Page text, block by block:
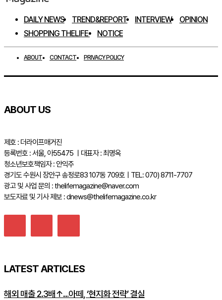
DAILY NEWS TREND&REPORT INTERVIEW
OPINION
SHOPPING THELIFE
NOTICE
ABOUT CONTACT PRIVACY POLICY
ABOUT US
제호 : 더라이프매거진
등록번호 : 서울, 아55475 ㅣ대표자 : 최명옥
청소년보호책임자 : 안익주
경기도 수원시 장안구 송정로83 107동 709호ㅣTEL: 070) 8711-7707
광고 및 사업 문의 : thelifemagazine@naver.com
보도자료 및 기사 제보 : dnews@thelifemagazine.co.kr
LATEST ARTICLES
해외 매출 2.3배↑…아떼, ‘현지화 전략’ 결실